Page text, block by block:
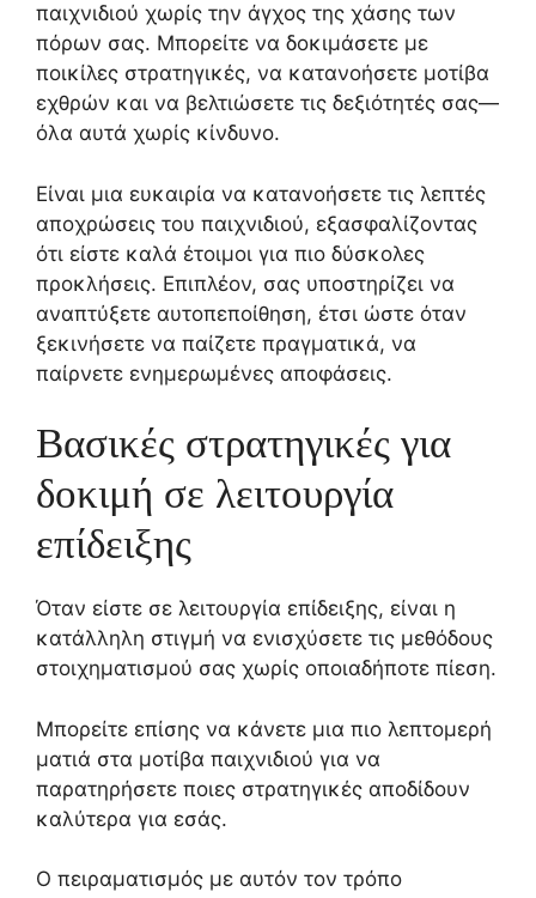
παιχνιδιού χωρίς την άγχος της χάσης των
πόρων σας. Μπορείτε να δοκιμάσετε με
ποικίλες στρατηγικές, να κατανοήσετε μοτίβα
εχθρών και να βελτιώσετε τις δεξιότητές σας—
όλα αυτά χωρίς κίνδυνο.
Είναι μια ευκαιρία να κατανοήσετε τις λεπτές
αποχρώσεις του παιχνιδιού, εξασφαλίζοντας
ότι είστε καλά έτοιμοι για πιο δύσκολες
προκλήσεις. Επιπλέον, σας υποστηρίζει να
αναπτύξετε αυτοπεποίθηση, έτσι ώστε όταν
ξεκινήσετε να παίζετε πραγματικά, να
παίρνετε ενημερωμένες αποφάσεις.
Βασικές στρατηγικές για
δοκιμή σε λειτουργία
επίδειξης
Όταν είστε σε λειτουργία επίδειξης, είναι η
κατάλληλη στιγμή να ενισχύσετε τις μεθόδους
στοιχηματισμού σας χωρίς οποιαδήποτε πίεση.
Μπορείτε επίσης να κάνετε μια πιο λεπτομερή
ματιά στα μοτίβα παιχνιδιού για να
παρατηρήσετε ποιες στρατηγικές αποδίδουν
καλύτερα για εσάς.
Ο πειραματισμός με αυτόν τον τρόπο